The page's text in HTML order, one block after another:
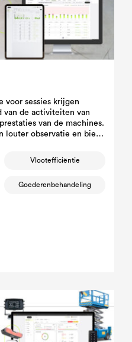
voor sessies krijgen
van de activiteiten van
van de machines.
louter observatie en biedt
Vlootefficiëntie
Goederenbehandeling